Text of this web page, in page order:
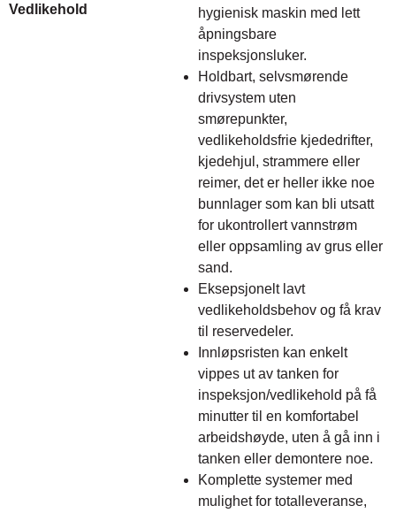
Vedlikehold
hygienisk maskin med lett
åpningsbare
inspeksjonsluker.
Holdbart, selvsmørende
drivsystem uten
smørepunkter,
vedlikeholdsfrie kjededrifter,
kjedehjul, strammere eller
reimer, det er heller ikke noe
bunnlager som kan bli utsatt
for ukontrollert vannstrøm
eller oppsamling av grus eller
sand.
Eksepsjonelt lavt
vedlikeholdsbehov og få krav
til reservedeler.
Innløpsristen kan enkelt
vippes ut av tanken for
inspeksjon/vedlikehold på få
minutter til en komfortabel
arbeidshøyde, uten å gå inn i
tanken eller demontere noe.
Komplette systemer med
mulighet for totalleveranse,